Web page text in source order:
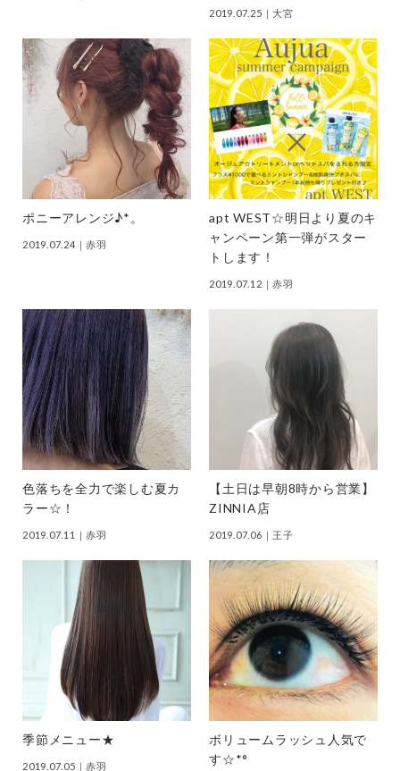
2019.07.25 ｜大宮
ポニーアレンジ♪*。
2019.07.24 ｜赤羽
apt WEST☆明日より夏のキ
ャンペーン第一弾がスター
トします！
2019.07.12 ｜赤羽
色落ちを全力で楽しむ夏カ
ラー☆！
2019.07.11 ｜赤羽
【土日は早朝8時から営業】
ZINNIA店
2019.07.06 ｜王子
季節メニュー★
2019.07.05 ｜赤羽
ボリュームラッシュ人気で
す☆*°